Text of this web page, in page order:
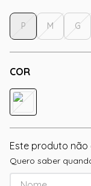
COR
P M G
Este produto não
Quero saber